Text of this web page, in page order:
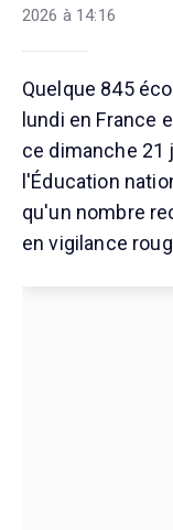
2026 à 14:16
Quelque 845
lundi en France
ce dimanche 21
l'Éducation
qu'un nombre
en vigilance